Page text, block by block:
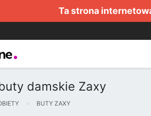
Ta strona
damskie Zaxy
BUTY ZAXY